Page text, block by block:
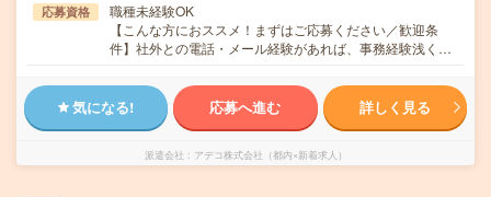
応募資格
職種未経験OK
【こんな方におススメ！まずはご応募ください／歓迎条
件】社外との電話・メール経験があれば、事務経験浅く…
気になる! 応募へ進む 詳しく見る
派遣会社 アデコ株式会社（都内×新着求人）